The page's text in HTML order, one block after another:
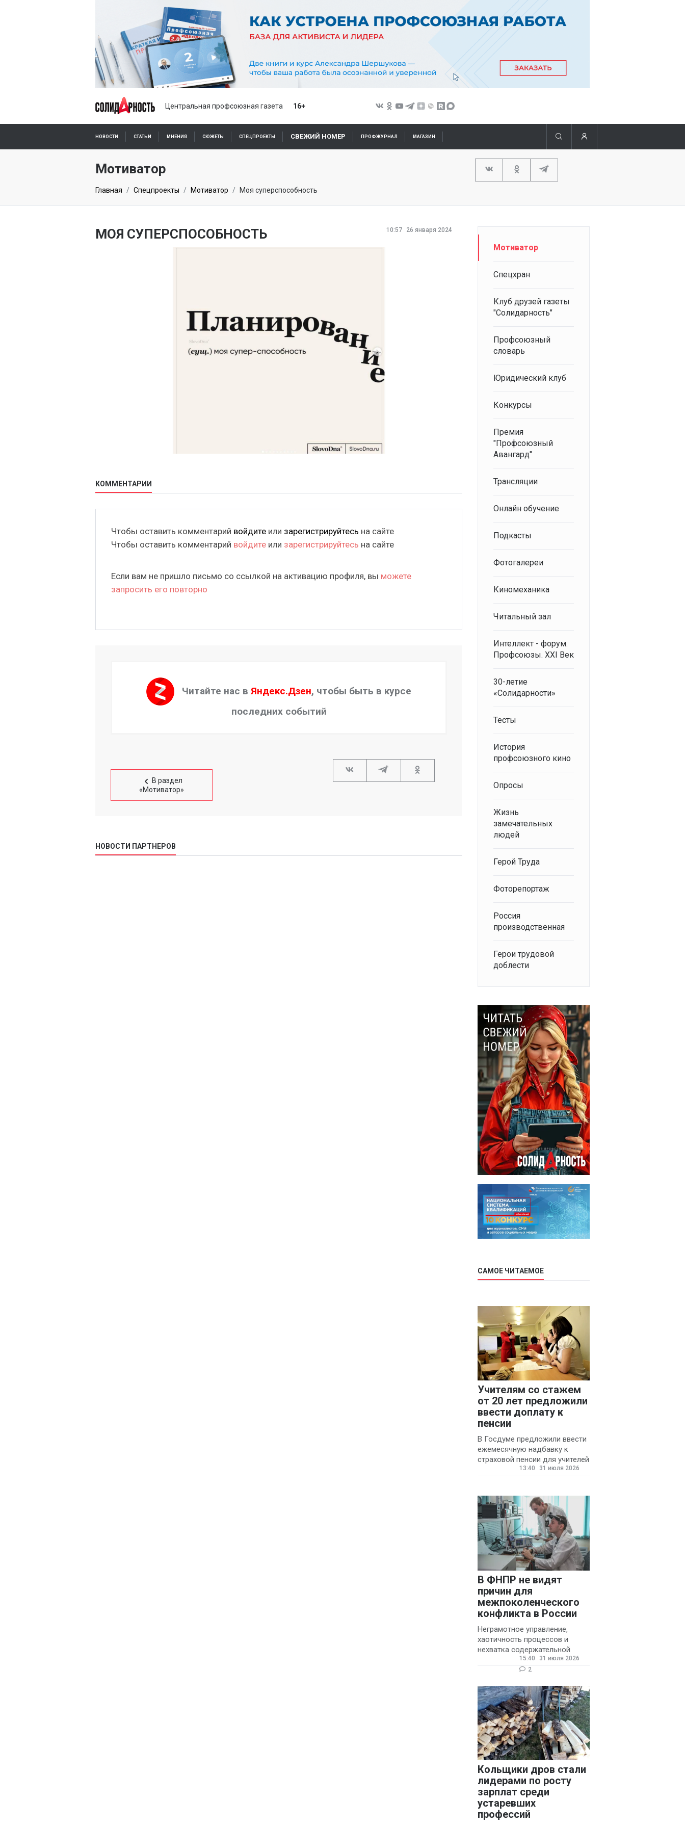
Центральная профсоюзная газета 16+
НОВОСТИ СТАТЬИ МНЕНИЯ СЮЖЕТЫ СПЕЦПРОЕКТЫ СВЕЖИЙ НОМЕР ПРОФЖУРНАЛ МАГАЗИН
ПОДПИСКА ОНЛАЙН
Мотиватор
Главная Спецпроекты Мотиватор Моя суперспособность
10:57 26 января 2024
МОЯ СУПЕРСПОСОБНОСТЬ
КОММЕНТАРИИ
Чтобы оставить комментарий войдите или зарегистрируйтесь на сайте
Чтобы оставить комментарий войдите или зарегистрируйтесь на сайте
Если вам не пришло письмо со ссылкой на активацию профиля, вы можете
запросить его повторно
Читайте нас в Яндекс.Дзен, чтобы быть в курсе
последних событий
В раздел
«Мотиватор»
НОВОСТИ ПАРТНЕРОВ
Мотиватор
Спецхран
Клуб друзей газеты
"Солидарность"
Профсоюзный
словарь
Юридический клуб
Конкурсы
Премия
"Профсоюзный
Авангард"
Трансляции
Онлайн обучение
Подкасты
Фотогалереи
Киномеханика
Читальный зал
Интеллект - форум.
Профсоюзы. XXI Век
30-летие
«Солидарности»
Тесты
История
профсоюзного кино
Опросы
Жизнь
замечательных
людей
Герой Труда
Фоторепортаж
Россия
производственная
Герои трудовой
доблести
САМОЕ ЧИТАЕМОЕ
Учителям со стажем
от 20 лет предложили
ввести доплату к
пенсии
В Госдуме предложили ввести
ежемесячную надбавку к
страховой пенсии для учителей
государственных и
13:40 31 июля 2026
В ФНПР не видят
причин для
межпоколенческого
конфликта в России
Неграмотное управление,
хаотичность процессов и
нехватка содержательной
обратной связи от
руководителя являются
конфликтов и раздражения в
15:40
31 июля 2026
2
Кольщики дров стали
лидерами по росту
зарплат среди
устаревших
профессий